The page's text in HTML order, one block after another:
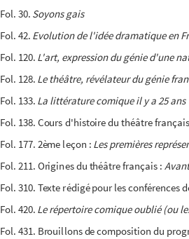
Fol. 30. Soyons gais
Fol. 42. Evolution de l'idée dramatique en
Fol. 120. L'art, expression du génie d'une
Fol. 128. Le théâtre, révélateur du génie
Fol. 133. La littérature comique il y a 25 ans
Fol. 138. Cours d'histoire du théâtre
Fol. 177. 2ème leçon : Les premières
Fol. 211. Origines du théâtre français :
Fol. 310. Texte rédigé pour les
Fol. 420. Le répertoire comique oublié (ou
Fol. 431. Brouillons de composition du